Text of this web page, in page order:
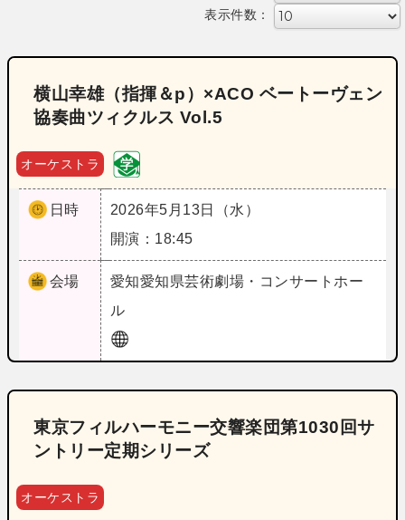
表示件数：
横山幸雄（指揮＆p）×ACO ベートーヴェン
協奏曲ツィクルス Vol.5
オーケストラ
日時
2026年5月13日（水）
開演：18:45
会場 愛知愛知県芸術劇場・コンサートホー
ル
東京フィルハーモニー交響楽団第1030回サ
ントリー定期シリーズ
オーケストラ